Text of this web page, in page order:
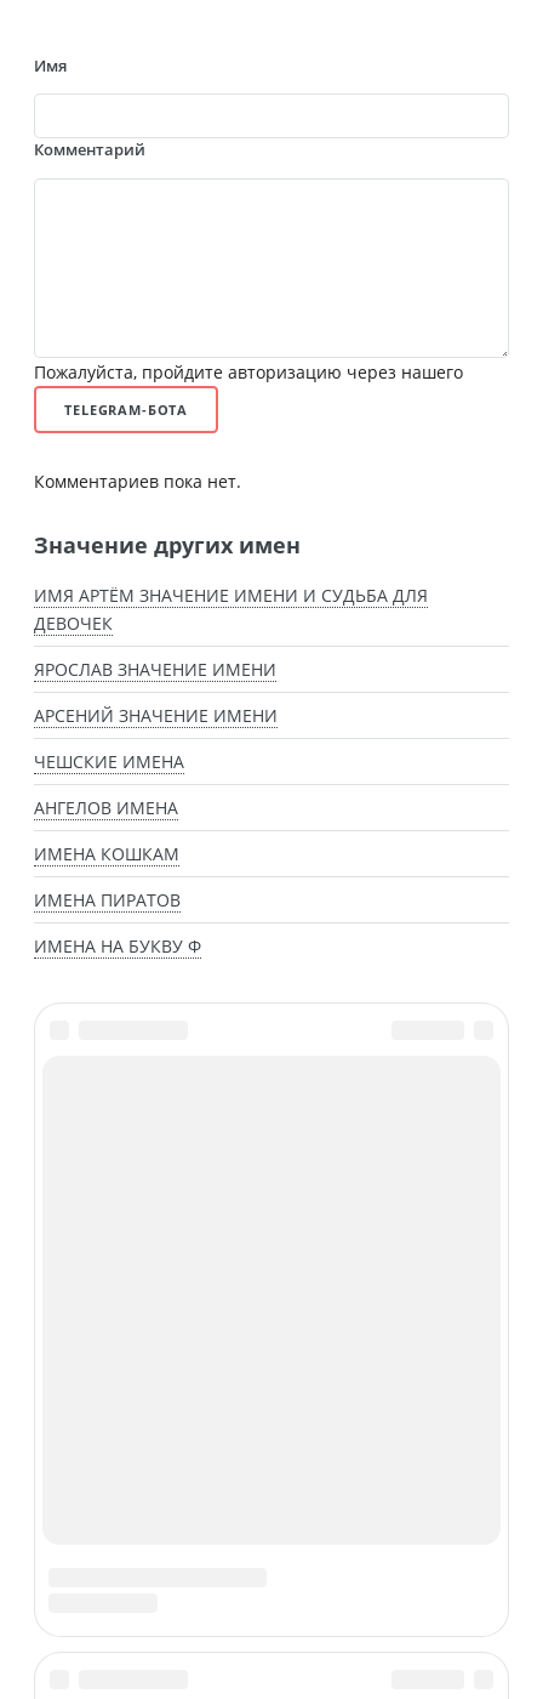
Имя
Комментарий
Пожалуйста, пройдите авторизацию через нашего
TELEGRAM-БОТА
Комментариев пока нет.
Значение других имен
ИМЯ АРТЁМ ЗНАЧЕНИЕ ИМЕНИ И СУДЬБА ДЛЯ
ДЕВОЧЕК
ЯРОСЛАВ ЗНАЧЕНИЕ ИМЕНИ
АРСЕНИЙ ЗНАЧЕНИЕ ИМЕНИ
ЧЕШСКИЕ ИМЕНА
АНГЕЛОВ ИМЕНА
ИМЕНА КОШКАМ
ИМЕНА ПИРАТОВ
ИМЕНА НА БУКВУ Ф